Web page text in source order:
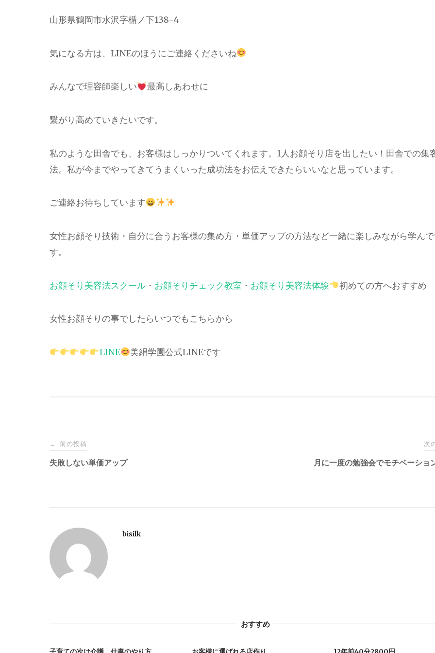
山形県鶴岡市水沢字楯ノ下138-4
気になる方は、LINEのほうにご連絡くださいね
みんなで理容師楽しい 最高しあわせに
繋がり高めていきたいです。
私のような田舎でも、お客様はしっかりついてくれます。1人お顔そり店を出したい！田舎での集
法。私が今までやってきてうまくいった成功法をお伝えできたらいいなと思っています。
ご連絡お待ちしています
女性お顔そり技術・自分に合うお客様の集め方・単価アップの方法など一緒に楽しみながら学ん
す。
お顔そり美容法スクール ・ お顔そりチェック教室 ・ お顔そり美容法体験 初めての方へおすすめ
女性お顔そりの事でしたらいつでもこちらから
LINE 美絹学園公式LINEです
投
稿
ゲ
ー
← 前の投稿
失敗しない単価アップ
次
月に一度の勉強会でモチベーショ
bisilk
おすすめ